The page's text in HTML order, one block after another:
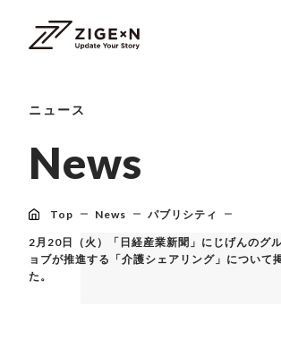
ニュース
News
Top News パブリシティ
2月20日（火）「日経産業新聞」にじげんのグ
ョブが推進する「介護シェアリング」について
た。